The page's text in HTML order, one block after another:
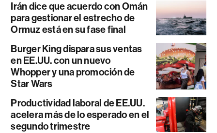
Irán dice que acuerdo con Omán
para gestionar el estrecho de
Ormuz está en su fase final
Burger King dispara sus ventas
en EE.UU. con un nuevo
Whopper y una promoción de
Star Wars
Productividad laboral de EE.UU.
acelera más de lo esperado en el
segundo trimestre